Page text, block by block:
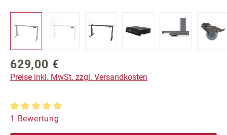
Regulärer Preis:
629,00 €
Preise inkl. MwSt. zzgl. Versandkosten
Durchschnittliche Bewertung von 5 von 5 Sternen
1 Bewertung